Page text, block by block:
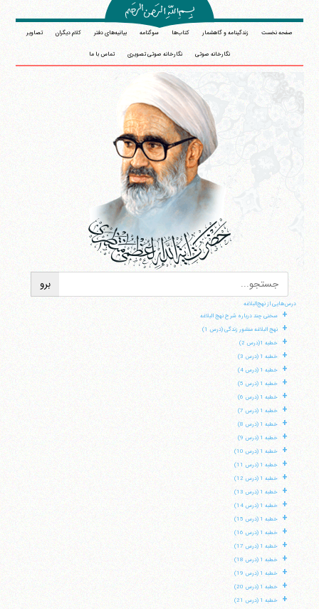
صفحه نخست زندگینامه و گاهشمار کتاب‌ها سوگنامه بیانیه‌های دفتر کلام دیگران تصاویر
نگارخانه صوتی نگارخانه صوتی تصویری تماس با ما
درس‌هایی از نهج‌البلاغه
+ سخنی چند درباره شرح نهج البلاغه
+ نهج البلاغه منشور زندگی (درس 1)
+ خطبه 1(درس 2)
+ خطبه 1 (درس 3)
+ خطبه 1 (درس 4)
+ خطبه 1 (درس 5)
+ خطبه 1 (درس 6)
+ خطبه 1 (درس 7)
+ خطبه 1 (درس 8)
+ خطبه 1 (درس 9)
+ خطبه 1 (درس 10)
+ خطبه 1 (درس 11)
+ خطبه 1 (درس 12)
+ خطبه 1 (درس 13)
+ خطبه 1 (درس 14)
+ خطبه 1 (درس 15)
+ خطبه 1 (درس 16)
+ خطبه 1 (درس 17)
+ خطبه 1 (درس 18)
+ خطبه 1 (درس 19)
+ خطبه 1 (درس 20)
+ خطبه 1 (درس 21)